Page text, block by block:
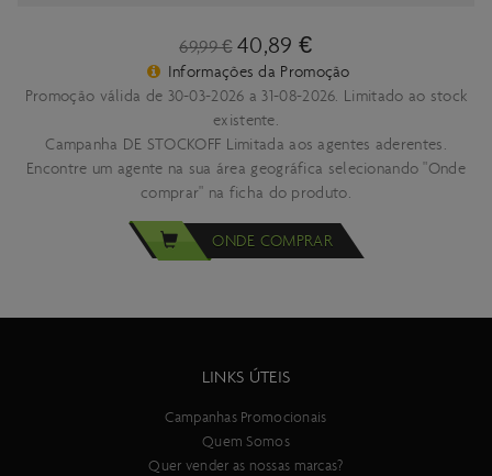
69,99 € 40,89 €
Informações da Promoção
Promoção válida de 30-03-2026 a 31-08-2026. Limitado ao stock
existente.
Campanha DE STOCKOFF Limitada aos agentes aderentes.
Encontre um agente na sua área geográfica selecionando "Onde
comprar" na ficha do produto.
ONDE COMPRAR
LINKS ÚTEIS
Campanhas Promocionais
Quem Somos
Quer vender as nossas marcas?